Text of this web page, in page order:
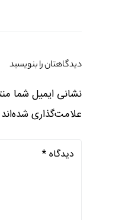
دیدگاهتان را بنویسید
نشانی ایمیل شما
علامت‌گذاری شده‌اند